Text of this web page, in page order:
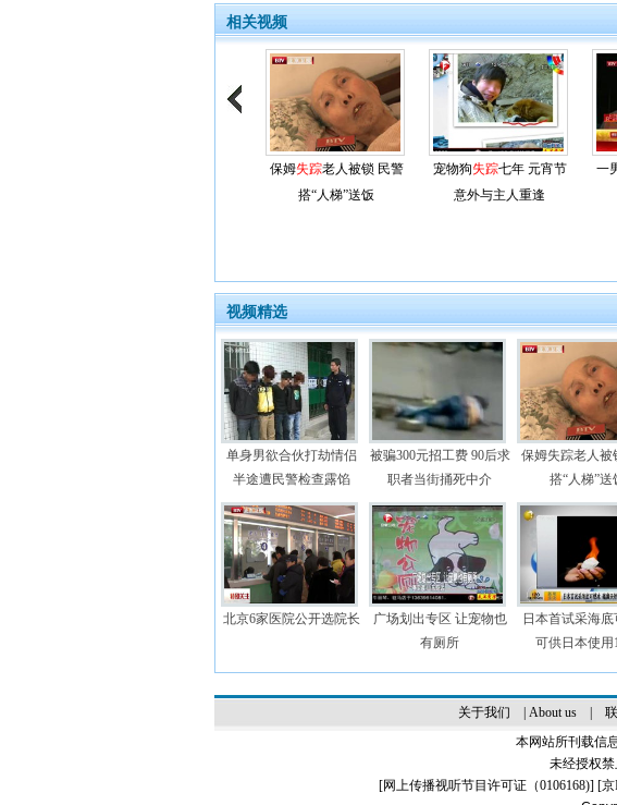
相关视频
保姆失踪老人被锁 民警
搭“人梯”送饭
宠物狗失踪七年 元宵节
意外与主人重逢
一
视频精选
单身男欲合伙打劫情侣
半途遭民警检查露馅
被骗300元招工费 90后求
职者当街捅死中介
保姆失踪老人被
搭“人梯”送
北京6家医院公开选院长
广场划出专区 让宠物也
有厕所
日本首试采海
可供日本使用
关于我们 About us|
本网站所刊载信
未经授权
[网上传播视听节目许可证（0106168)] [京